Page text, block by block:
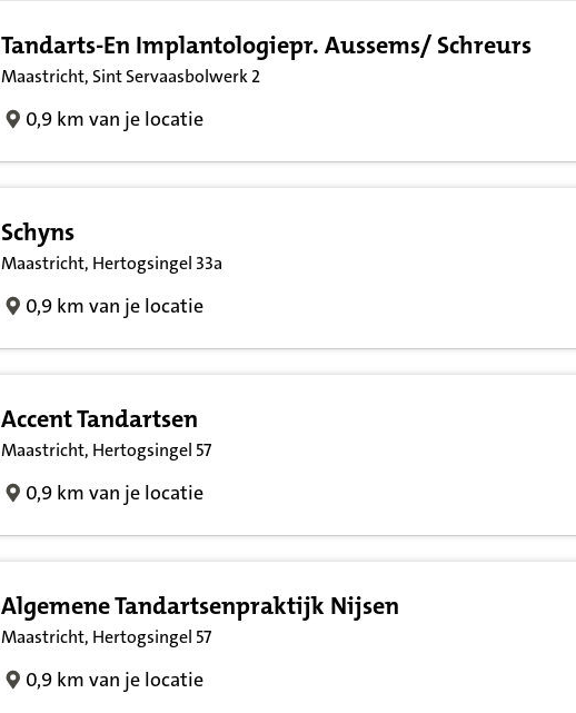
Tandarts-En Implantologiepr. Aussems/ Schreurs
Maastricht, Sint Servaasbolwerk 2
0,9 km van je locatie
Schyns
Maastricht, Hertogsingel 33a
0,9 km van je locatie
Accent Tandartsen
Maastricht, Hertogsingel 57
0,9 km van je locatie
Algemene Tandartsenpraktijk Nijsen
Maastricht, Hertogsingel 57
0,9 km van je locatie